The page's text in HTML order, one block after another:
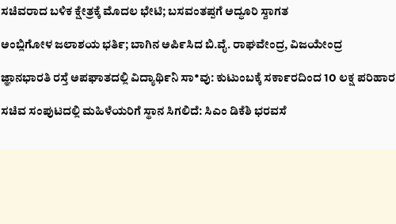
ಸಚಿವರಾದ ಬಳಿಕ ಕ್ಷೇತ್ರಕ್ಕೆ ಮೊದಲ ಭೇಟಿ; ಬಸವಂತಪ್ಪಗೆ ಅದ್ಧೂರಿ ಸ್ವಾಗತ
ಅಂಬ್ಲಿಗೋಳ ಜಲಾಶಯ ಭರ್ತಿ; ಬಾಗಿನ ಅರ್ಪಿಸಿದ ಬಿ.ವೈ. ರಾಘವೇಂದ್ರ, ವಿಜಯೇಂದ್ರ
ಜ್ಞಾನಭಾರತಿ ರಸ್ತೆ ಅಪಘಾತದಲ್ಲಿ ವಿದ್ಯಾರ್ಥಿನಿ ಸಾ*ವು: ಕುಟುಂಬಕ್ಕೆ ಸರ್ಕಾರದಿಂದ 10 ಲಕ್ಷ ಪರಿಹಾರ
ಸಚಿವ ಸಂಪುಟದಲ್ಲಿ ಮಹಿಳೆಯರಿಗೆ ಸ್ಥಾನ ಸಿಗಲಿದೆ: ಸಿಎಂ ಡಿಕೆಶಿ ಭರವಸೆ